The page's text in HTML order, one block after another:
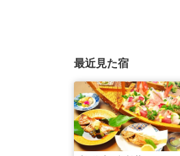
最近見た宿